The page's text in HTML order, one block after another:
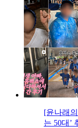
[윤나래
는 50대’